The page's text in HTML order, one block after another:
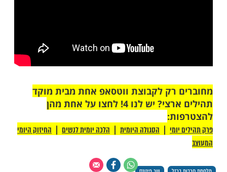
לא נחפש לברוח מהאמת, כי אפשר
רק לא מבורא עולם. בעזרת השם שגם
בזכות ההתקרבות שלנו לבורא עולם".